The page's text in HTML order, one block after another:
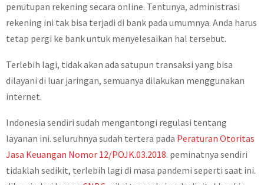
penutupan rekening secara online. Tentunya, administrasi
rekening ini tak bisa terjadi di bank pada umumnya. Anda harus
tetap pergi ke bank untuk menyelesaikan hal tersebut.
Terlebih lagi, tidak akan ada satupun transaksi yang bisa
dilayani di luar jaringan, semuanya dilakukan menggunakan
internet.
Indonesia sendiri sudah mengantongi regulasi tentang
layanan ini. seluruhnya sudah tertera pada Peraturan Otoritas
Jasa Keuangan Nomor 12/POJK.03.2018. peminatnya sendiri
tidaklah sedikit, terlebih lagi di masa pandemi seperti saat ini.